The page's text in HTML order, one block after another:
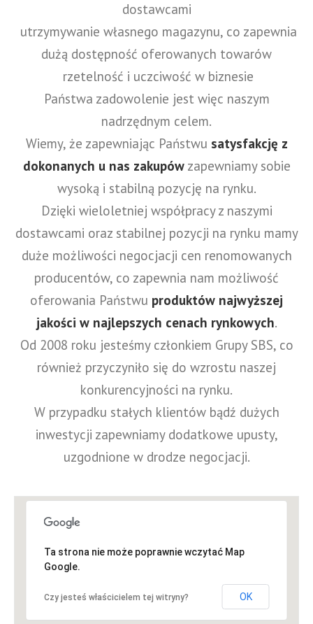
dostawcami
utrzymywanie własnego magazynu, co zapewnia
dużą dostępność oferowanych towarów
rzetelność i uczciwość w biznesie
Państwa zadowolenie jest więc naszym
nadrzędnym celem.
Wiemy, że zapewniając Państwu satysfakcję z
dokonanych u nas zakupówzapewniamy sobie
wysoką i stabilną pozycję na rynku.
Dzięki wieloletniej współpracy z naszymi
dostawcami oraz stabilnej pozycji na rynku mamy
duże możliwości negocjacji cen renomowanych
producentów, co zapewnia nam możliwość
oferowania Państwu produktów najwyższej
jakości w najlepszych cenach rynkowych.
Od 2008 roku jesteśmy członkiem Grupy SBS, co
również przyczyniło się do wzrostu naszej
konkurencyjności na rynku.
W przypadku stałych klientów bądź dużych
inwestycji zapewniamy dodatkowe upusty,
uzgodnione w drodze negocjacji.
Ta strona nie może poprawnie wczytać Map
Google.
Czy jesteś właścicielem tej witryny? OK